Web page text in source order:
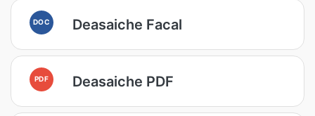
DOC Deasaiche Facal
PDF Deasaiche PDF